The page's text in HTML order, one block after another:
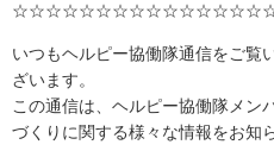
いつもヘルピー協働隊通信をご覧
ざいます。
この通信は、ヘルピー協働隊メン
づくりに関する様々な情報をお知